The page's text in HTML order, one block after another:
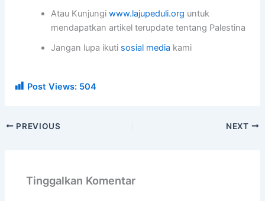
Atau Kunjungiwww.lajupeduli.org untuk
mendapatkan artikel terupdate tentang Palestina
Jangan lupa ikuti sosial media kami
Post Views: 504
PREVIOUS NEXT
Tinggalkan Komentar